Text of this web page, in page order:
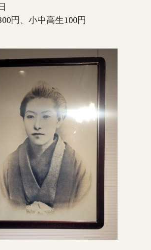
円、小中高生100円